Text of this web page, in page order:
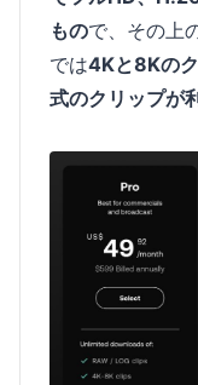
もので、その上
では4Kと8Kの
式のクリップが